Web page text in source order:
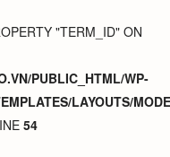
"TERM_ID" ON
PUBLIC_HTML/WP-
LAYOUTS/
54